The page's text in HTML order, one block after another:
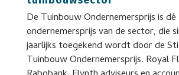
De Tuinbouw Ondernemersprijs is dé
ondernemersprijs van de sector, die
jaarlijks toegekend wordt door de
Tuinbouw Ondernemersprijs. Royal